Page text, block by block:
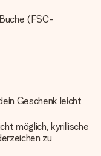
(FSC-
Geschenk leicht
möglich, kyrillische
zu